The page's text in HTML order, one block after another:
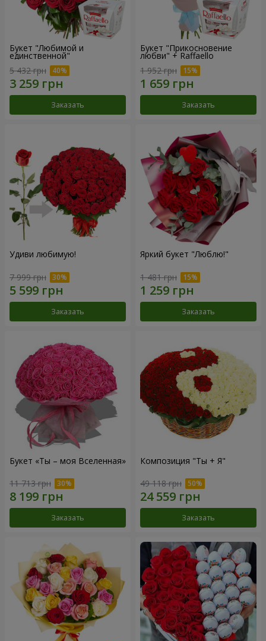
Букет "Любимой и
единственной"
5 432 грн
Заказать
Букет "Прикосновение
любви" + Raffaello
1 952 грн
Заказать
Удиви любимую!
7 999 грн
Заказать
Яркий букет "Люблю!"
1 481 грн
Заказать
Букет «Ты – моя Вселенная»
11 713 грн
Заказать
Композиция "Ты + Я"
49 118 грн
Заказать